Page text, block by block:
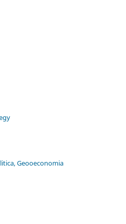
Geooeconomia